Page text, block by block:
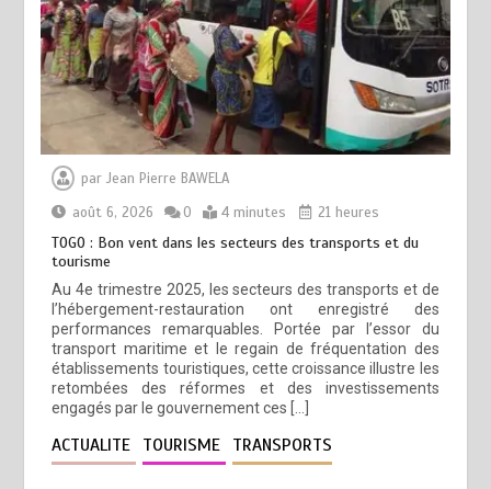
parJean Pierre BAWELA
août 6, 2026
0 4 minutes 21 heures
TOGO : Bon vent dans les secteurs des transports et du
tourisme
Au 4e trimestre 2025, les secteurs des transports et de
l’hébergement-restauration ont enregistré des
performances remarquables. Portée par l’essor du
transport maritime et le regain de fréquentation des
établissements touristiques, cette croissance illustre les
retombées des réformes et des investissements
engagés par le gouvernement ces […]
ACTUALITE TOURISME TRANSPORTS